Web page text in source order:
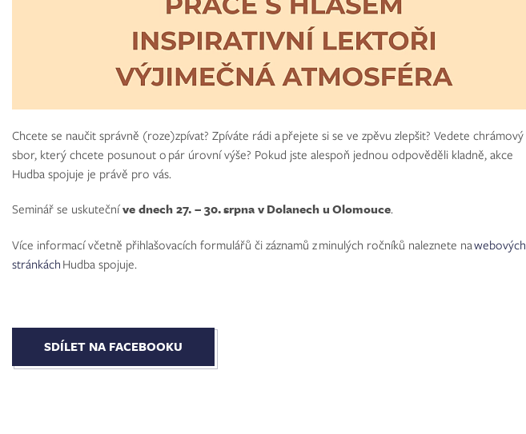
Chcete se naučit správně (roze)zpívat? Zpíváte rádi a přejete si se ve zpěvu zlepšit? Vedete chrámový
sbor, který chcete posunout o pár úrovní výše? Pokud jste alespoň jednou odpověděli kladně, akce
Hudba spojuje je právě pro vás.
Seminář se uskutečníve dnech 27. – 30. srpna v Dolanech u Olomouce.
Více informací včetně přihlašovacích formulářů či záznamů z minulých ročníků naleznete nawebových
stránkách Hudba spojuje.
SDÍLET NA FACEBOOKU